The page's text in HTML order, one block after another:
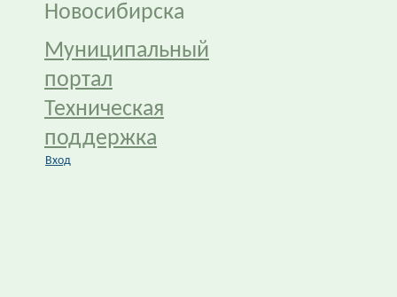
Новосибирска
Муниципальный
портал
Техническая
поддержка
Вход